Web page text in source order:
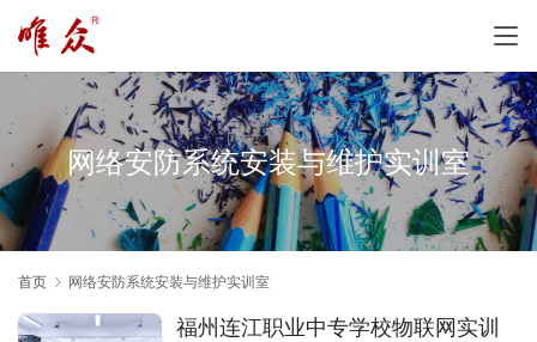
网络安防系统安装与维护实训室
首页 网络安防系统安装与维护实训室
福州连江职业中专学校物联网实训